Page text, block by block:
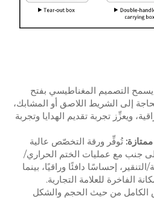
يسمح التصميم المغناطيسي بفتح
إلى الشريط اللاصق أو المشابك،
ويعزِّز تجربة تقديم الهدايا وتجربة
تُوفِّر ورقة التخصّص عالية
جنب مع عمليات الختم الحراري/
إحساسًا دافئًا وراقيًا، بينما
الفاخرة للعلامة التجارية.
الكامل من حيث الحجم والشكل